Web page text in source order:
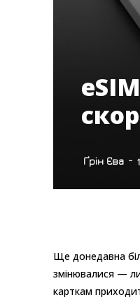
Ґрін Єва -
Ще донедавна
змінювалися —
карткам